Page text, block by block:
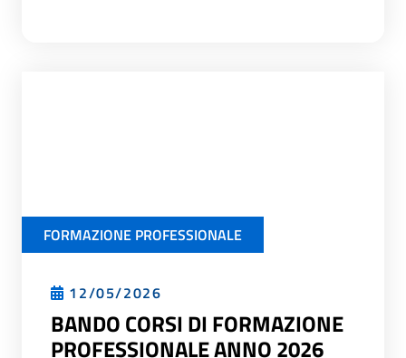
FORMAZIONE PROFESSIONALE
12/05/2026
BANDO CORSI DI FORMAZIONE
PROFESSIONALE ANNO 2026